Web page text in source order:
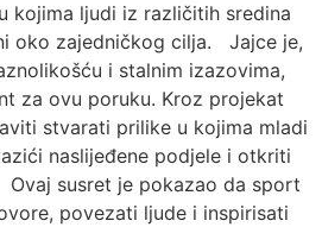
kojima ljudi iz različitih sredina
oko zajedničkog cilja. Jajce je,
i stalnim izazovima,
za ovu poruku. Kroz projekat
stvarati prilike u kojima mladi
naslijeđene podjele i otkriti
susret je pokazao da sport
povezati ljude i inspirisati